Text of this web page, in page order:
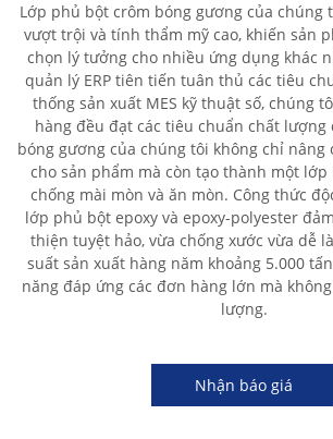
Lớp phủ bột crôm bóng gương của chúng
vượt trội và tính thẩm mỹ cao, khiến sản
chọn lý tưởng cho nhiều ứng dụng khác
quản lý ERP tiên tiến tuân thủ các tiêu
thống sản xuất MES kỹ thuật số, chúng
hàng đều đạt các tiêu chuẩn chất lượng
bóng gương của chúng tôi không chỉ nâng
cho sản phẩm mà còn tạo thành một lớp
chống mài mòn và ăn mòn. Công thức
lớp phủ bột epoxy và epoxy-polyester
thiện tuyệt hảo, vừa chống xước vừa dễ
suất sản xuất hàng năm khoảng 5.000
năng đáp ứng các đơn hàng lớn mà
lượng.
Nhận báo giá